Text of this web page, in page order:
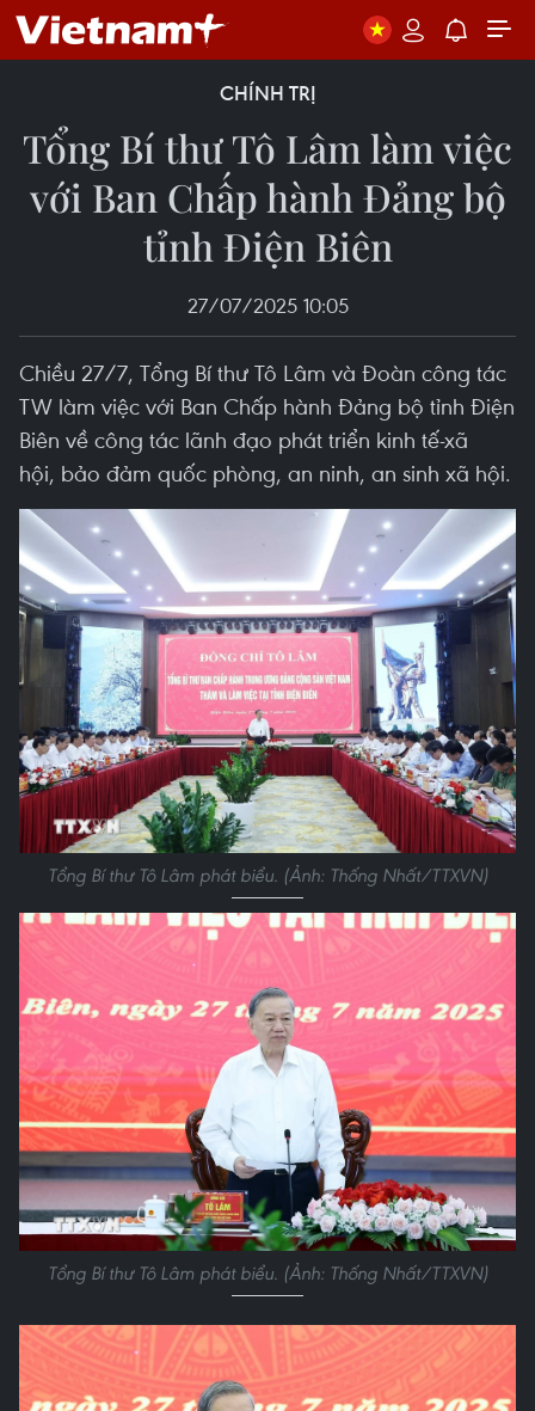
CHÍNH TRỊ
Tổng Bí thư Tô Lâm làm việc
với Ban Chấp hành Đảng bộ
tỉnh Điện Biên
27/07/2025 10:05
Chiều 27/7, Tổng Bí thư Tô Lâm và Đoàn công tác
TW làm việc với Ban Chấp hành Đảng bộ tỉnh Điện
Biên về công tác lãnh đạo phát triển kinh tế-xã
hội, bảo đảm quốc phòng, an ninh, an sinh xã hội.
Tổng Bí thư Tô Lâm phát biểu. (Ảnh: Thống Nhất/TTXVN)
Tổng Bí thư Tô Lâm phát biểu. (Ảnh: Thống Nhất/TTXVN)